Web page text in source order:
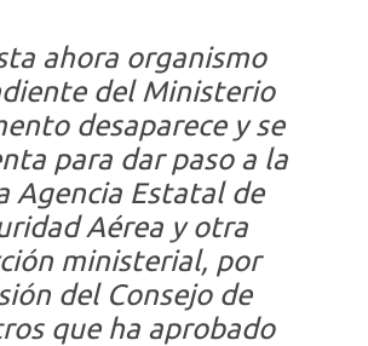
ahora organismo
del Ministerio
desaparece y se
para dar paso a la
Agencia Estatal de
Aérea y otra
ministerial, por
del Consejo de
que ha aprobado